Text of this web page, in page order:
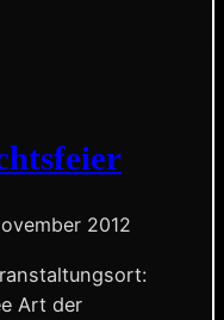
2012
Art der